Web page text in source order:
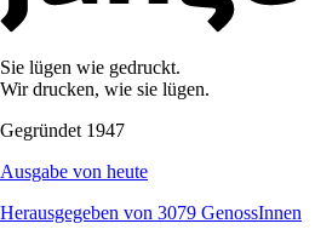
Sie lügen wie gedruckt.
Wir drucken, wie sie lügen.
Gegründet 1947
Ausgabe von heute
Herausgegeben von 3079 GenossInnen